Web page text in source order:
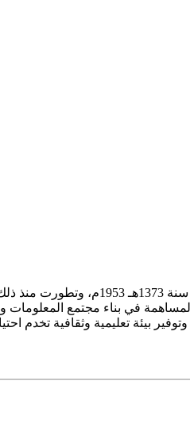
في بناء مجتمع
بيئة تعليمية وثقافية